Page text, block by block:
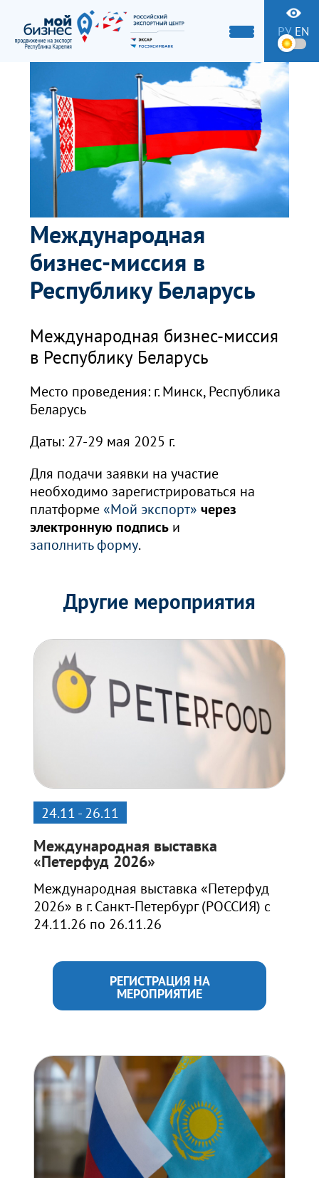
РУ EN
Международная
бизнес-миссия в
Республику Беларусь
Международная бизнес-миссия
в Республику Беларусь
Место проведения: г. Минск, Республика
Беларусь
Даты: 27-29 мая 2025 г.
Для подачи заявки на участие
необходимо зарегистрироваться на
платформе «Мой экспорт» через
электронную подпись и
заполнить форму.
Другие мероприятия
24.11 - 26.11
Международная выставка
«Петерфуд 2026»
Международная выставка «Петерфуд
2026» в г. Санкт-Петербург (РОССИЯ) с
24.11.26 по 26.11.26
РЕГИСТРАЦИЯ НА
МЕРОПРИЯТИЕ